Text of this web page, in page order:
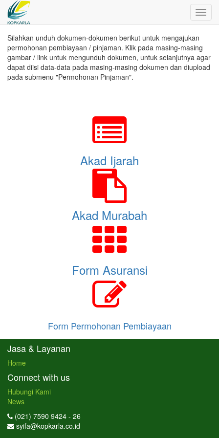
Silahkan unduh dokumen-dokumen berikut untuk mengajukan
permohonan pembiayaan / pinjaman. Klik pada masing-masing
gambar / link untuk mengunduh dokumen, untuk selanjutnya agar
dapat diisi data-data pada masing-masing dokumen dan diupload
pada submenu "Permohonan Pinjaman".
Akad Ijarah
Akad Murabah
Form Asuransi
Form Permohonan Pembiayaan
Jasa & Layanan
Home
Connect with us
Hubungi Kami
News
(021) 7590 9424 - 26
syifa@kopkarla.co.id